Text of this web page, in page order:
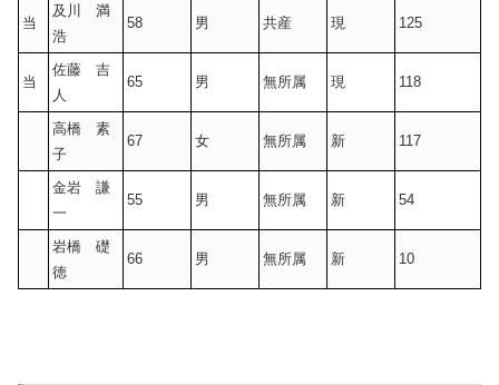
当
及川 満
浩
58 男 共産 現 125
当
佐藤 吉
人
65 男 無所属 現 118
高橋 素
子
67 女 無所属 新 117
金岩 謙
一
55 男 無所属 新 54
岩橋 礎
徳
66 男 無所属 新 10